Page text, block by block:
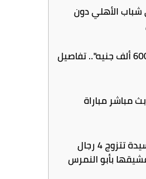
شباب الأهلي دون
"لو كارتك في إيدك تكسب 600 ألف جنيه".. تفاصيل
مباشر مباراة
"ما حسسونيش إني ست".. سيدة تتزوج 4 رجال
بأبو النمرس